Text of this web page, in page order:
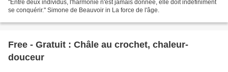
"Entre deux individus, l'harmonie n'est jamais donnée, elle doit indéfiniment
se conquérir." Simone de Beauvoir in La force de l'âge.
Free - Gratuit : Châle au crochet, chaleur-
douceur